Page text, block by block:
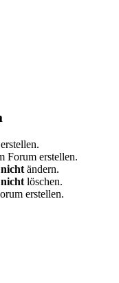
Forum erstellen.
nicht ändern.
nicht löschen.
erstellen.